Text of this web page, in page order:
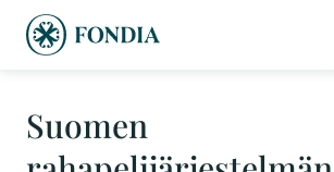
Suomen